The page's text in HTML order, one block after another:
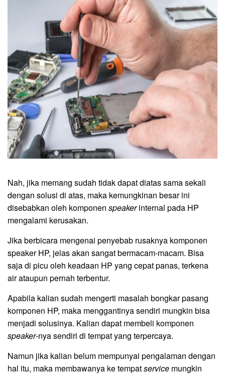
Nah, jika memang sudah tidak dapat diatas sama sekali
dengan solusi di atas, maka kemungkinan besar ini
disebabkan oleh komponen speakerinternal pada HP
mengalami kerusakan.
Jika berbicara mengenai penyebab rusaknya komponen
speaker HP, jelas akan sangat bermacam-macam. Bisa
saja di picu oleh keadaan HP yang cepat panas, terkena
air ataupun pernah terbentur.
Apabila kalian sudah mengerti masalah bongkar pasang
komponen HP, maka menggantinya sendiri mungkin bisa
menjadi solusinya. Kalian dapat membeli komponen
speaker-nya sendiri di tempat yang terpercaya.
Namun jika kalian belum mempunyai pengalaman dengan
hal itu, maka membawanya ke tempatservice mungkin